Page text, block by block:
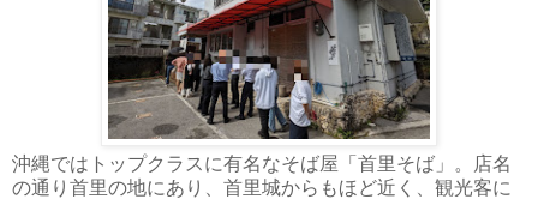
沖縄ではトップクラスに有名なそば屋「首里そば」。店名
の通り首里の地にあり、首里城からもほど近く、観光客に